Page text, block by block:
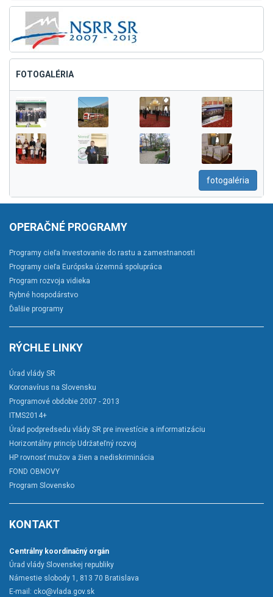
FOTOGALÉRIA
fotogaléria
OPERAČNÉ PROGRAMY
Programy cieľa Investovanie do rastu a zamestnanosti
Programy cieľa Európska územná spolupráca
Program rozvoja vidieka
Rybné hospodárstvo
Ďalšie programy
RÝCHLE LINKY
Úrad vlády SR
Koronavírus na Slovensku
Programové obdobie 2007 - 2013
ITMS2014+
Úrad podpredsedu vlády SR pre investície a informatizáciu
Horizontálny princíp Udržateľný rozvoj
HP rovnosť mužov a žien a nediskriminácia
FOND OBNOVY
Program Slovensko
KONTAKT
Centrálny koordinačný orgán
Úrad vlády Slovenskej republiky
Námestie slobody 1, 813 70 Bratislava
E-mail: cko@vlada.gov.sk